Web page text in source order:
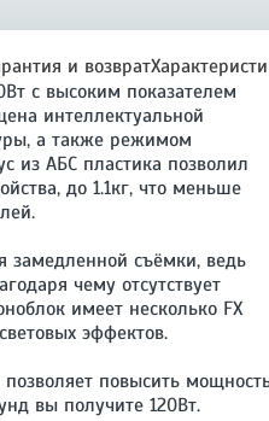
и возврат
с высоким показателем
интеллектуальной
а также режимом
из АБС пластика позволил
до 1.1кг, что меньше
замедленной съёмки, ведь
чему отсутствует
имеет несколько FX
эффектов.
повысить
вы получите 120Вт.